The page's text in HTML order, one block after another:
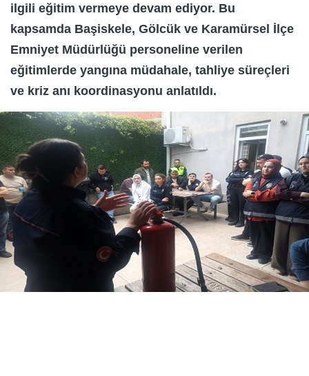
ilgili eğitim vermeye devam ediyor. Bu
kapsamda Başiskele, Gölcük ve Karamürsel İlçe
Emniyet Müdürlüğü personeline verilen
eğitimlerde yangına müdahale, tahliye süreçleri
ve kriz anı koordinasyonu anlatıldı.